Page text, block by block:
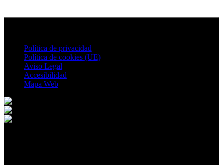
Política de privacidad
Política de cookies (UE)
Aviso Legal
Accesibilidad
Mapa Web